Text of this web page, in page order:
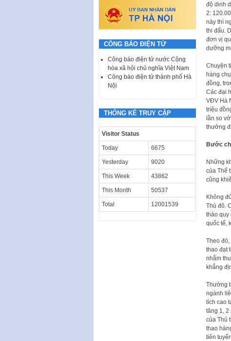
độ dinh
2:
này thì
thi đấu.
đơn vị
dưỡng
Chuyện
hàng
đồng,
Các đại
VĐV Hà
triệu
lần so
thưởng
Bước
Những
của Thể
cũng
Không
Thủ đô.
thảo quy
quốc tế,
Theo
thao đạt
nhằm
khẳng
Thường
ngành
tích cao
tăng 1, 2
của Thủ
thao
tiên
CÔNG BÁO ĐIỆN TỬ
Công báo điện tử nước Cộng
hòa xã hội chủ nghĩa Việt Nam
Công báo điện tử thành phố Hà
Nội
THỐNG KÊ TRUY CẬP
Visitor Status
Today 6675
Yesterday 9020
This Week 43862
This Month 50537
Total 12001539